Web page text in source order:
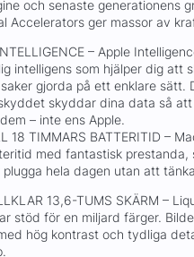
och senaste generationens
Accelerators ger massor av
– Apple
intelligens som hjälper dig att
gjorda på ett enklare sätt.
skyddar dina data så att
– inte ens Apple.
18 TIMMARS BATTERITID –
med fantastisk prestanda,
plugga hela dagen utan att
13,6-TUMS SKÄRM –
stöd för en miljard färger.
hög kontrast och tydliga